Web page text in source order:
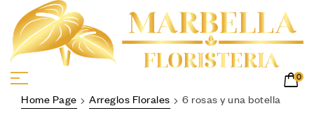
0
Home Page Arreglos Florales
6 rosas y una botella